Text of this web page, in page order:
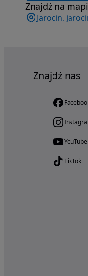
Znajdź na
Jarocin,
Znajdź nas
YouTube
TikTok